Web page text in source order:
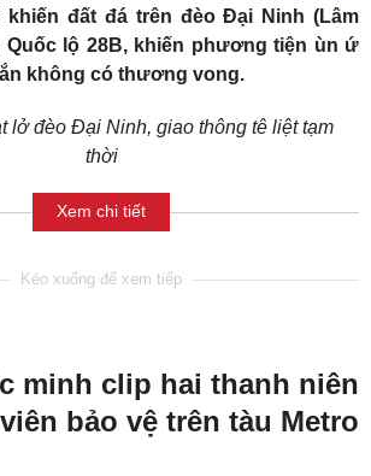
khiến đất đá trên đèo Đại Ninh (Lâm
lộ 28B, khiến phương tiện ùn ứ
không có thương vong.
lở đèo Đại Ninh, giao thông tê liệt tạm
thời
Xem chi tiết
minh clip hai thanh niên
bảo vệ trên tàu Metro